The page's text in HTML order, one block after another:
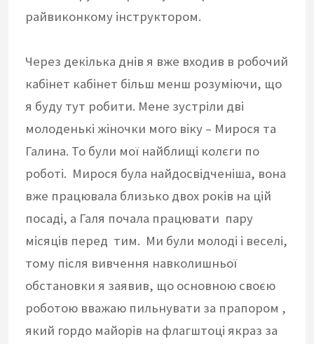
райвиконкому інструктором.
Через декілька днів я вже входив в робочий
кабінет кабінет більш менш розуміючи, що
я буду тут робити. Мене зустріли дві
молоденькі жіночки мого віку – Мирося та
Галина. То були мої найблищі колєги по
роботі. Мирося була найдосвідченіша, вона
вже працювала близько двох років на цій
посаді, а Галя почала працювати пару
місяців перед тим. Ми були молоді і веселі,
тому після вивчення навколишньої
обстановки я заявив, що основною своєю
роботою вважаю пильнувати за прапором ,
який гордо майорів на флагштоці якраз за